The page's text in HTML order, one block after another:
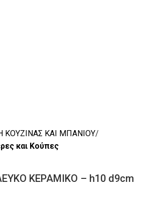
ΚΟΥΖΙΝΑΣ ΚΑΙ ΜΠΑΝΙΟΥ
και Κούπες
ΚΕΡΑΜΙΚΟ – h10 d9cm